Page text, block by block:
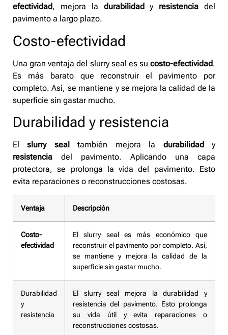
efectividad, mejora la durabilidad y resistencia del
pavimento a largo plazo.
Costo-efectividad
Una gran ventaja del slurry seal es su costo-efectividad.
Es más barato que reconstruir el pavimento por
completo. Así, se mantiene y se mejora la calidad de la
superficie sin gastar mucho.
Durabilidad y resistencia
Elslurry sealtambién mejora la durabilidady
resistencia del pavimento. Aplicando una capa
protectora, se prolonga la vida del pavimento. Esto
evita reparaciones o reconstrucciones costosas.
Ventaja Descripción
Costo-
efectividad
El slurry seal es más económico que
reconstruir el pavimento por completo. Así,
se mantiene y mejora la calidad de la
superficie sin gastar mucho.
Durabilidad
y
resistencia
El slurry seal mejora la durabilidad y
resistencia del pavimento. Esto prolonga
su vida útil y evita reparaciones o
reconstrucciones costosas.